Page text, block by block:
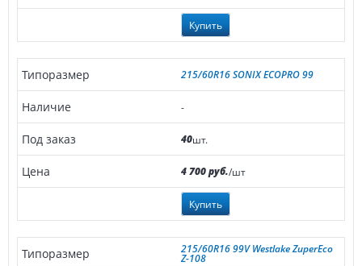
Купить
215/60R16 SONIX ECOPRO 99
-
40шт.
4 700 руб./шт
Купить
215/60R16 99V Westlake ZuperEco
Z-108